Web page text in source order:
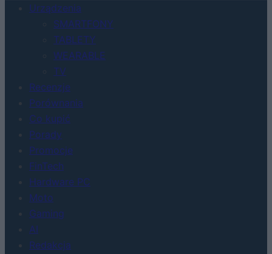
Urządzenia
SMARTFONY
TABLETY
WEARABLE
TV
Recenzje
Porównania
Co kupić
Porady
Promocje
FinTech
Hardware PC
Moto
Gaming
AI
Redakcja